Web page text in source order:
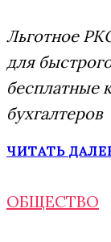
Льготное
для
бесплатные
бухгалтеров
ЧИТАТЬ
ОБЩЕСТВО